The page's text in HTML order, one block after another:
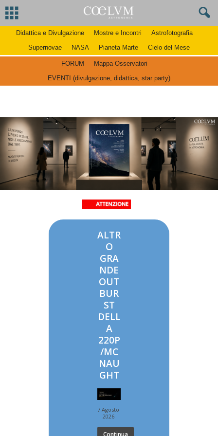
Didattica e Divulgazione Mostre e Incontri
Astrofotografia
Supernovae
NASA Pianeta Marte Cielo del Mese
FORUM
Mappa Osservatori
EVENTI (divulgazione, didattica, star party)
ALTR
O
GRA
NDE
OUT
BUR
ST
DELL
A
220P
/MC
NAU
GHT
7 Agosto
2026
Continua